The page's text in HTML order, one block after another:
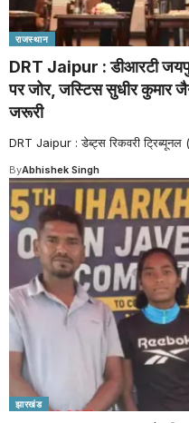
राजस्थान
DRT Jaipur : डीआरटी
पर जोर, जस्टिस सुधीर कुमार
जरूरी
DRT Jaipur : डेब्ट्स रिकवरी
ByAbhishek Singh
झारखंड